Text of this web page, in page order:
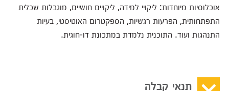
אוכלוסיות מיוחדות: ליקויי למידה, ליקויים חושיים, מוגבלות שכלית
התפתחותית, הפרעות רגשיות, הספקטרום האוטיסטי, בעיות
התנהגות ועוד. התוכנית נלמדת במתכונת דו-חוגית.
תנאי קבלה